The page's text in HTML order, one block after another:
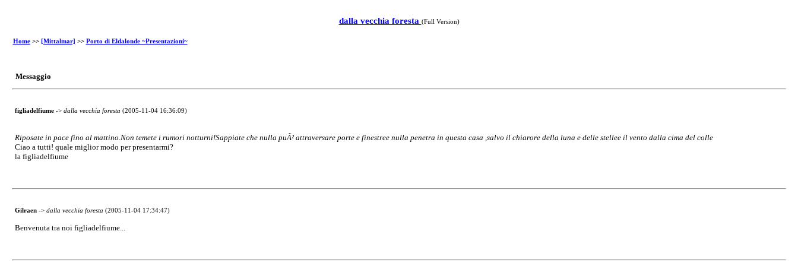
dalla vecchia foresta (Full Version)
Home>> [Mittalmar] >> Porto di Eldalonde ~Presentazioni~
Messaggio
figliadelfiume-> dalla vecchia foresta (2005-11-04 16:36:09)
Riposate in pace fino al mattino.Non temete i rumori notturni!Sappiate che nulla puÃ² attraversare porte e finestree nulla penetra in questa casa ,salvo il chiarore della luna e delle stellee il vento dalla cima del colle
Ciao a tutti! quale miglior modo per presentarmi?
la figliadelfiume
Gilraen-> dalla vecchia foresta (2005-11-04 17:34:47)
Benvenuta tra noi figliadelfiume...